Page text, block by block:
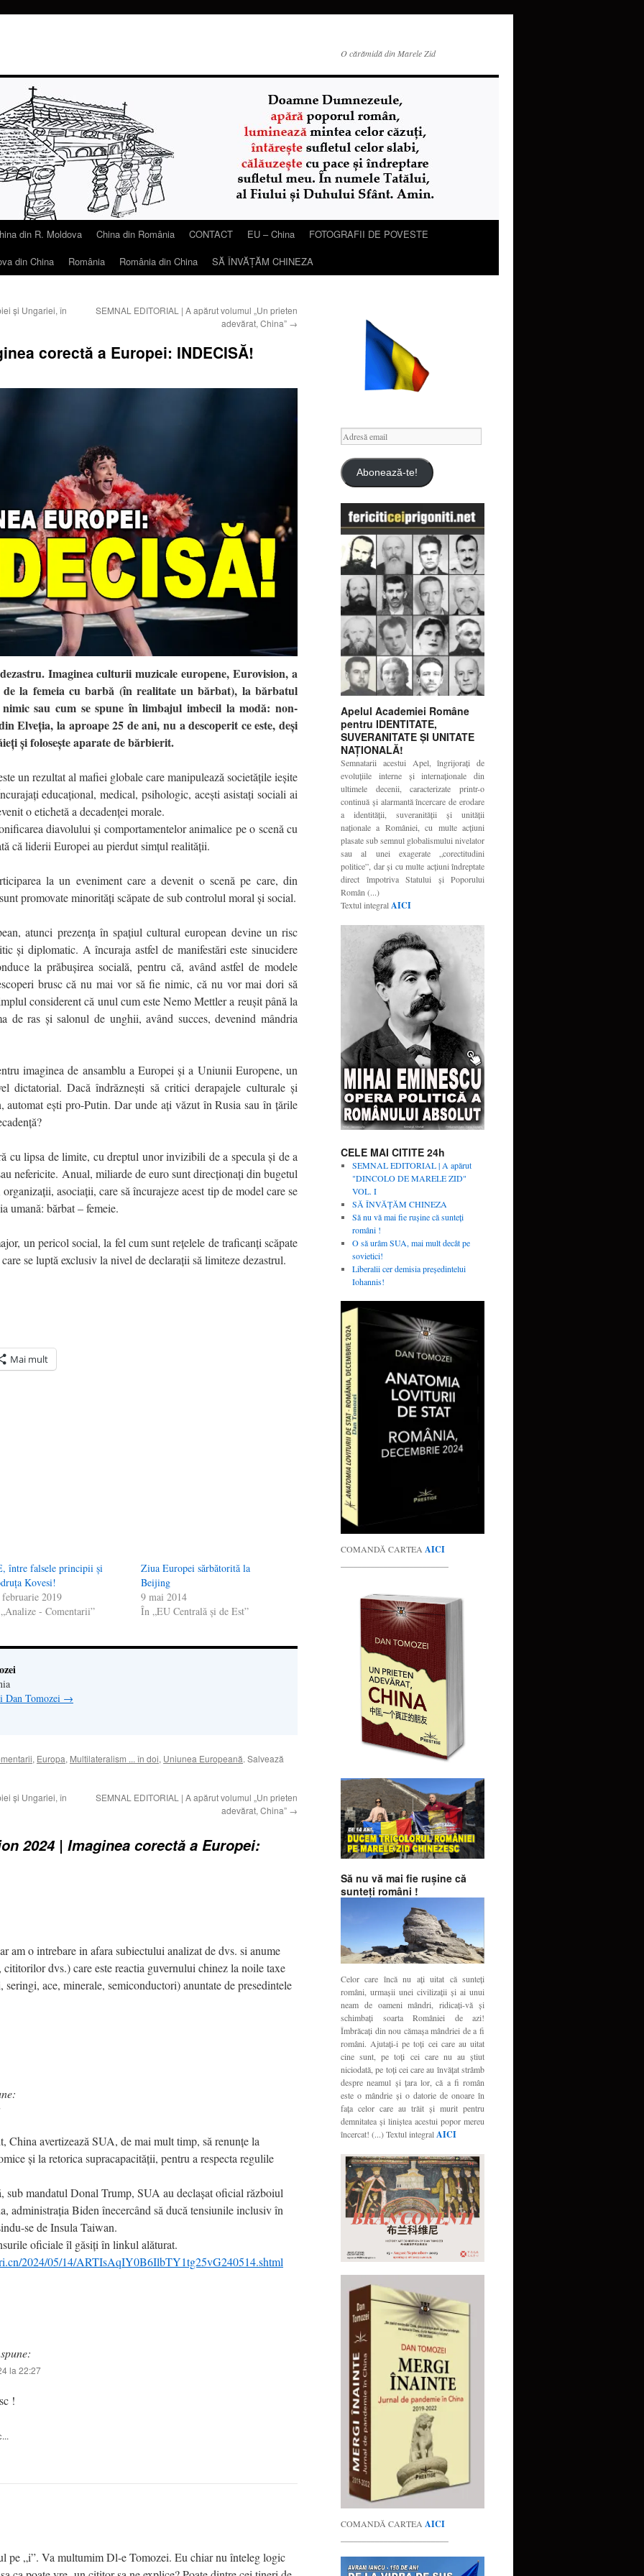
O cărămidă din Marele Zid
din R. Moldova China din România CONTACT EU – China
FOTOGRAFII DE POVESTE
din China România România din China SĂ ÎNVĂŢĂM CHINEZA
și Ungariei, în
SEMNAL EDITORIAL | A apărut volumul „Un prieten
adevărat, China” →
corectă a Europei: INDECISĂ!
Imaginea culturii muzicale europene, Eurovision, a
la femeia cu barbă (în realitate un bărbat), la bărbatul
sau cum se spune în limbajul imbecil la modă: non-
Elveția, la aproape 25 de ani, nu a descoperit ce este, deși
și folosește aparate de bărbierit.
un rezultat al mafiei globale care manipulează societățile ieșite
educațional, medical, psihologic, acești asistați sociali ai
o etichetă a decadenței morale.
diavolului și comportamentelor animalice pe o scenă cu
că liderii Europei au pierdut simțul realității.
la un eveniment care a devenit o scenă pe care, din
promovate minorități scăpate de sub controlul moral și social.
atunci prezența în spațiul cultural european devine un risc
și diplomatic. A încuraja astfel de manifestări este sinucidere
la prăbușirea socială, pentru că, având astfel de modele
brusc că nu mai vor să fie nimic, că nu vor mai dori să
considerent că unul cum este Nemo Mettler a reușit până la
de ras și salonul de unghii, având succes, devenind mândria
imaginea de ansamblu a Europei și a Uniunii Europene, un
dictatorial. Dacă îndrăznești să critici derapajele culturale și
automat ești pro-Putin. Dar unde ați văzut în Rusia sau în țările
cu lipsa de limite, cu dreptul unor invizibili de a specula și de a
nefericite. Anual, miliarde de euro sunt direcționați din bugetul
asociații, care să încurajeze acest tip de model care se
umană: bărbat – femeie.
un pericol social, la fel cum sunt rețelele de traficanți scăpate
se luptă exclusiv la nivel de declarații să limiteze dezastrul.
Mai mult
între falsele principii și
Kovesi!
2019
- Comentarii”
Ziua Europei sărbătorită la
Beijing
9 mai 2014
În „EU Centrală şi de Est”
Dan Tomozei →
, Europa, Multilateralism ... în doi, Uniunea Europeană. Salvează
și Ungariei, în
SEMNAL EDITORIAL | A apărut volumul „Un prieten
adevărat, China” →
2024 | Imaginea corectă a Europei:
am o intrebare in afara subiectului analizat de dvs. si anume
cititorilor dvs.) care este reactia guvernului chinez la noile taxe
ace, minerale, semiconductori) anuntate de presedintele
China avertizează SUA, de mai mult timp, să renunțe la
și la retorica supracapacității, pentru a respecta regulile
sub mandatul Donal Trump, SUA au declașat oficial războiul
administrația Biden înecercând să ducă tensiunile inclusiv în
se de Insula Taiwan.
oficiale îl găsiți în linkul alăturat.
2024/05/14/ARTIsAqIY0B6IlbTY1tg25vG240514.shtml
spune:
la 22:27
!
pe „i”. Va multumim Dl-e Tomozei. Eu chiar nu înteleg logic
Adresă
email
Abonează-te!
Apelul Academiei Române
pentru IDENTITATE,
SUVERANITATE ŞI UNITATE
NAŢIONALĂ!
Semnatarii acestui Apel, îngrijoraţi de
evoluţiile interne şi internaţionale din
ultimele decenii, caracterizate printr-o
continuă şi alarmantă încercare de erodare
a identităţii, suveranităţii şi unităţii
naţionale a României, cu multe acţiuni
plasate sub semnul globalismului nivelator
sau al unei exagerate „corectitudini
politice”, dar şi cu multe acţiuni îndreptate
direct împotriva Statului şi Poporului
Român (...)
Textul integralAICI
CELE MAI CITITE 24h
SEMNAL EDITORIAL | A apărut
"DINCOLO DE MARELE ZID"
VOL. I
SĂ ÎNVĂŢĂM CHINEZA
Să nu vă mai fie rușine că sunteți
români !
O să urâm SUA, mai mult decât pe
sovietici!
Liberalii cer demisia preşedintelui
Iohannis!
COMANDĂ CARTEA AICI
Să nu vă mai fie ruşine că
sunteţi români !
Celor care încă nu aţi uitat că sunteţi
români, urmaşii unei civilizaţii şi ai unui
neam de oameni mândri, ridicaţi-vă şi
schimbaţi soarta României de azi!
Îmbrăcaţi din nou cămaşa mândriei de a fi
români. Ajutaţi-i pe toţi cei care au uitat
cine sunt, pe toţi cei care nu au ştiut
niciodată, pe toţi cei care au învăţat strâmb
despre neamul şi ţara lor, că a fi român
este o mândrie şi o datorie de onoare în
faţa celor care au trăit şi murit pentru
demnitatea şi liniştea acestui popor mereu
încercat! (...) Textul integralAICI
COMANDĂ CARTEA AICI